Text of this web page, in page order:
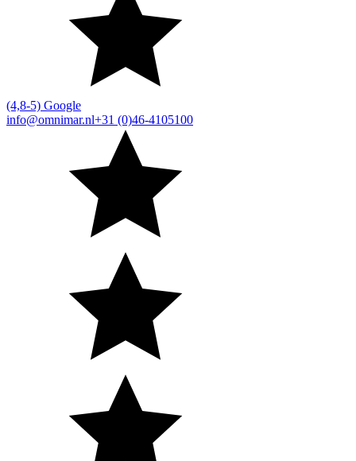
(4,8-5) Google
info@omnimar.nl+31 (0)46-4105100